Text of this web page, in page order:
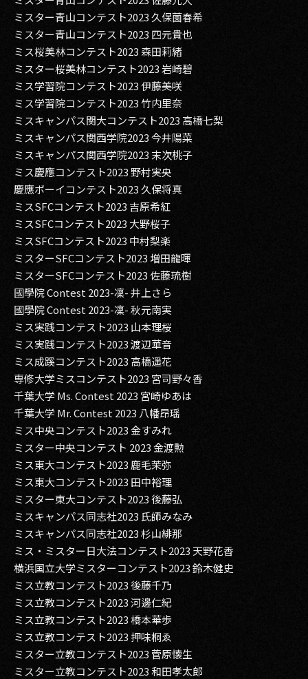
ミスター青山コンテスト2023 久保薗春希
ミスター青山コンテスト2023 四元貴也
ミス桜美林コンテスト2023 森田莉緒
ミスター桜美林コンテスト2023 岩崎碧
ミス学習院コンテスト2023 伊藤美咲
ミス学習院コンテスト2023 竹内里奈
ミスキャンパス関大コンテスト2023 高橋七梨
ミスキャンパス関西学院2023 今井陽菜
ミスキャンパス関西学院2023 末次桃子
ミス慶應コンテスト2023 野村実央
慶應ボーイコンテスト2023 久保将真
ミスSFCコンテスト2023 吉原希紅
ミスSFCコンテスト2023 大野桜子
ミスSFCコンテスト2023 中村梨楽
ミスターSFCコンテスト2023 増田龍暉
ミスターSFCコンテスト2023 佐藤琉樹
國學院 Contest 2023-凜- 井上さら
國學院 Contest 2023-凜- 秋元南実
ミス実践コンテスト2023 山本理桜
ミス実践コンテスト2023 渡辺華音
ミス成蹊コンテスト2023 高橋遥花
専修大学ミスコンテスト2023 宮司野々香
千葉大学 Ms. Contest 2023 宮崎ゆあは
千葉大学 Mr. Contest 2023 八幡昂瑶
ミス中央コンテスト2023 金すみれ
ミスター中央コンテスト 2023 金渡勲
ミス東大コンテスト2023 鹿毛茉弥
ミス東大コンテスト2023 田中裕理
ミスター東大コンテスト2023 後藤弘
ミスキャンパス同志社2023 氏師みなみ
ミスキャンパス同志社2023 杉山緋那
ミス・ミスター日大法コンテスト2023 天野花香
横浜国立大学ミスターコンテスト2023 鈴木健史
ミス立教コンテスト2023 後藤千乃
ミス立教コンテスト2023 河邊仁紀
ミス立教コンテスト2023 橋本華歩
ミス立教コンテスト2023 押味桐ゑ
ミスター立教コンテスト2023 菅原懐生
ミスター立教コンテスト2023 和田孝太郎